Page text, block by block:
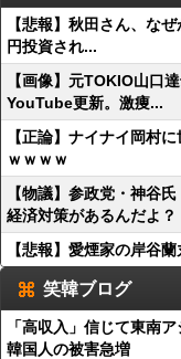
【悲報】秋田さん、な
円投資され...
【画像】元TOKIO山口
YouTube更新。激痩...
【正論】ナイナイ岡村
ｗｗｗｗ
【物議】参政党・神谷
経済対策があるんだよ？
【悲報】愛煙家の岸谷
笑韓ブログ
「高収入」信じて東南
韓国人の被害急増